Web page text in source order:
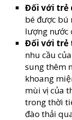
Đối với trẻ
bé được bú
lượng nước
Đối với trẻ
nhu cầu
sung thêm
khoang
mùi vị của
trong thời
đào thải